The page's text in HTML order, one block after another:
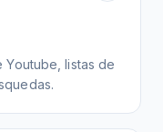
listas de